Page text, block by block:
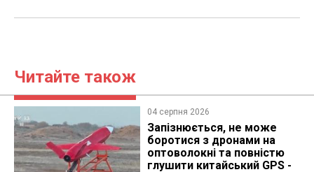
Читайте також
04 серпня 2026
Запізнюється, не може
боротися з дронами на
оптоволокні та повністю
глушити китайський GPS -